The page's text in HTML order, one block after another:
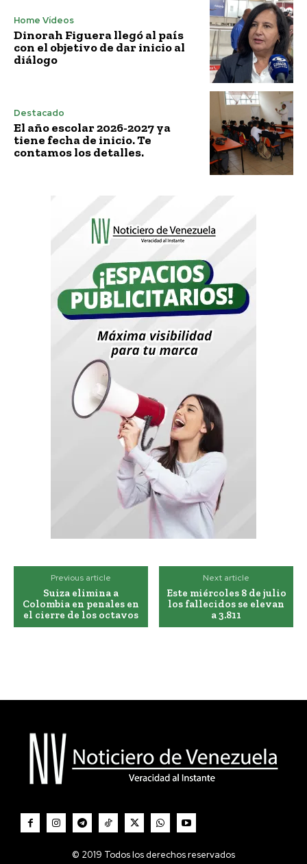
Home Vídeos
Dinorah Figuera llegó al país
con el objetivo de dar inicio al
diálogo
Destacado
El año escolar 2026-2027 ya
tiene fecha de inicio. Te
contamos los detalles.
Previous article
Suiza elimina a
Colombia en penales en
el cierre de los octavos
Next article
Este miércoles 8 de julio
los fallecidos se elevan
a 3.811
© 2019 Todos los derechos reservados